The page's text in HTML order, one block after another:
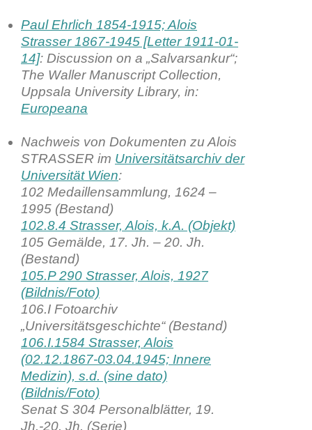
Paul Ehrlich 1854-1915; Alois
Strasser 1867-1945 [Letter 1911-01-
14]: Discussion on a „Salvarsankur“;
The Waller Manuscript Collection,
Uppsala University Library, in:
Europeana
Nachweis von Dokumenten zu Alois
STRASSER im Universitätsarchiv der
Universität Wien:
102 Medaillensammlung, 1624 –
1995 (Bestand)
102.8.4 Strasser, Alois, k.A. (Objekt)
105 Gemälde, 17. Jh. – 20. Jh.
(Bestand)
105.P 290 Strasser, Alois, 1927
(Bildnis/Foto)
106.I Fotoarchiv
„Universitätsgeschichte“ (Bestand)
106.I.1584 Strasser, Alois
(02.12.1867-03.04.1945; Innere
Medizin), s.d. (sine dato)
(Bildnis/Foto)
Senat S 304 Personalblätter, 19.
Jh.-20. Jh. (Serie)